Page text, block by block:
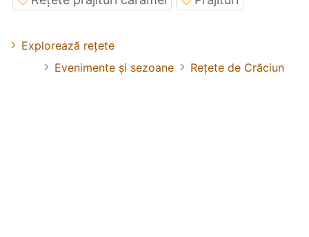
Explorează rețete
Evenimente și sezoane
Rețete de Crăciun